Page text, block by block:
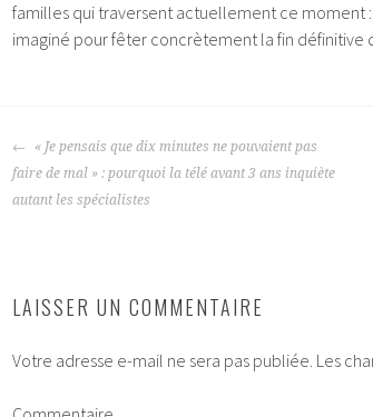
familles qui traversent actuellement ce moment
imaginé pour fêter concrètement la fin définitive
NAVIGATION
DES
ARTICLES
« Je pensais que dix minutes ne pouvaient pas
faire de mal » : pourquoi la télé avant 3 ans inquiète
autant les spécialistes
LAISSER UN COMMENTAIRE
Votre adresse e-mail ne sera pas publiée. Les